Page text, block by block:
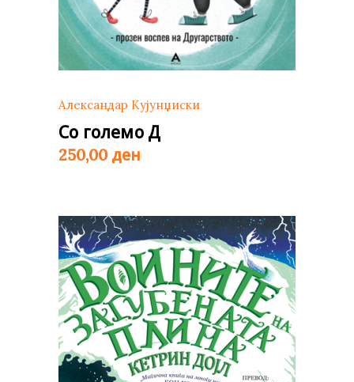
Александар Кујунџиски
Со големо Д
250,00 ден